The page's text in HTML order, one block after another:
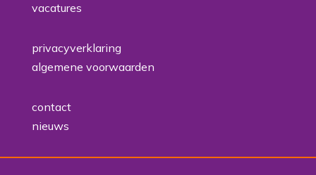
vacatures
privacyverklaring
algemene voorwaarden
contact
nieuws